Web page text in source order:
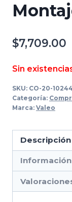
$7,709.00
Sin
SKU: CO-20-10244
Categoría:
Marca: Valeo
Descripción